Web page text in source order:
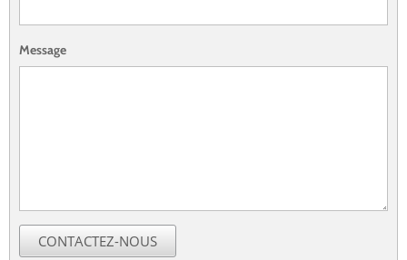
Message
CONTACTEZ-NOUS